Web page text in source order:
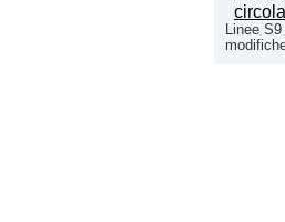
Linee